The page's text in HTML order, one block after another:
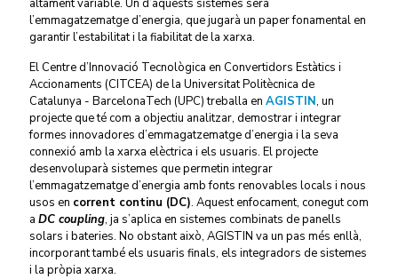
altament variable. Un d’aquests sistemes serà
l’emmagatzematge d’energia, que jugarà un paper fonamental en
garantir l’estabilitat i la fiabilitat de la xarxa.
El Centre d’Innovació Tecnològica en Convertidors Estàtics i
Accionaments (CITCEA) de la Universitat Politècnica de
Catalunya - BarcelonaTech (UPC) treballa en AGISTIN, un
projecte que té com a objectiu analitzar, demostrar i integrar
formes innovadores d’emmagatzematge d’energia i la seva
connexió amb la xarxa elèctrica i els usuaris. El projecte
desenvoluparà sistemes que permetin integrar
l’emmagatzematge d’energia amb fonts renovables locals i nous
usos en corrent continu (DC). Aquest enfocament, conegut com
a DC coupling, ja s’aplica en sistemes combinats de panells
solars i bateries. No obstant això, AGISTIN va un pas més enllà,
incorporant també els usuaris finals, els integradors de sistemes
i la pròpia xarxa.